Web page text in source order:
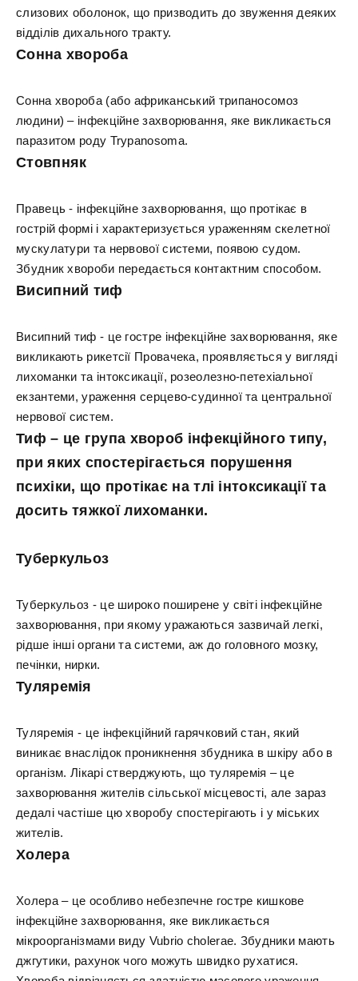
слизових оболонок, що призводить до звуження деяких
відділів дихального тракту.
Сонна хвороба
Сонна хвороба (або африканський трипаносомоз
людини) – інфекційне захворювання, яке викликається
паразитом роду Trypanosoma.
Стовпняк
Правець - інфекційне захворювання, що протікає в
гострій формі і характеризується ураженням скелетної
мускулатури та нервової системи, появою судом.
Збудник хвороби передається контактним способом.
Висипний тиф
Висипний тиф - це гостре інфекційне захворювання, яке
викликають рикетсії Провачека, проявляється у вигляді
лихоманки та інтоксикації, розеолезно-петехіальної
екзантеми, ураження серцево-судинної та центральної
нервової систем.
Тиф – це група хвороб інфекційного типу,
при яких спостерігається порушення
психіки, що протікає на тлі інтоксикації та
досить тяжкої лихоманки.
Туберкульоз
Туберкульоз - це широко поширене у світі інфекційне
захворювання, при якому уражаються зазвичай легкі,
рідше інші органи та системи, аж до головного мозку,
печінки, нирки.
Туляремія
Туляремія - це інфекційний гарячковий стан, який
виникає внаслідок проникнення збудника в шкіру або в
організм. Лікарі стверджують, що туляремія – це
захворювання жителів сільської місцевості, але зараз
дедалі частіше цю хворобу спостерігають і у міських
жителів.
Холера
Холера – це особливо небезпечне гостре кишкове
інфекційне захворювання, яке викликається
мікроорганізмами виду Vubrio cholerae. Збудники мають
джгутики, рахунок чого можуть швидко рухатися.